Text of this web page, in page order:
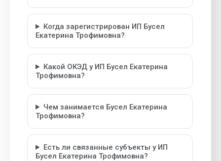
Когда зарегистрирован ИП Бусел
Екатерина Трофимовна?
Какой ОКЭД у ИП Бусел Екатерина
Трофимовна?
Чем занимается Бусел Екатерина
Трофимовна?
Есть ли связанные субъекты у ИП
Бусел Екатерина Трофимовна?